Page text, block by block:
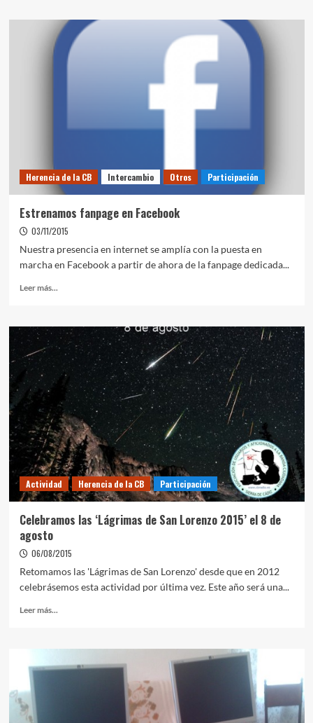
Herencia de la CB Intercambio Otros Participación
Estrenamos fanpage en Facebook
03/11/2015
Nuestra presencia en internet se amplía con la puesta en
marcha en Facebook a partir de ahora de la fanpage dedicada...
Leer más...
Actividad Herencia de la CB Participación
Celebramos las ‘Lágrimas de San Lorenzo 2015’ el 8 de
agosto
06/08/2015
Retomamos las 'Lágrimas de San Lorenzo' desde que en 2012
celebrásemos esta actividad por última vez. Este año será una...
Leer más...